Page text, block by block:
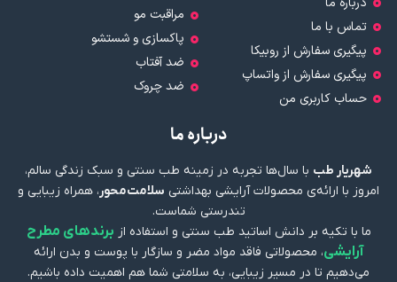
تماس با ما
پیگیری سفارش از روبیکا
پیگیری سفارش از واتساپ
حساب کاربری من
مراقبت مو
پاکسازی و شستشو
ضد آفتاب
ضد چروک
درباره ما
شهریار طب با سال‌ها تجربه در زمینه طب سنتی و سبک زندگی سالم،
امروز با ارائه‌ی محصولات آرایشی بهداشتی سلامت‌محور، همراه زیبایی و
تندرستی شماست.
ما با تکیه بر دانش اساتید طب سنتی و استفاده از برندهای مطرح
آرایشی، محصولاتی فاقد مواد مضر و سازگار با پوست و بدن ارائه
می‌دهیم تا در مسیر زیبایی، به سلامتی شما هم اهمیت داده باشیم.